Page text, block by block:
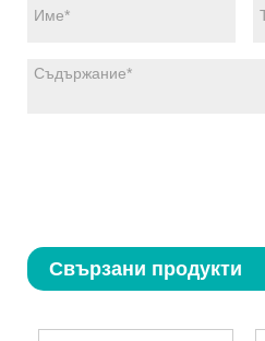
Свързани продукти